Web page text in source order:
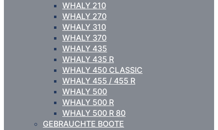
WHALY 210
WHALY 270
WHALY 310
WHALY 370
WHALY 435
WHALY 435 R
WHALY 450 CLASSIC
WHALY 455 / 455 R
WHALY 500
WHALY 500 R
WHALY 500 R 80
GEBRAUCHTE BOOTE